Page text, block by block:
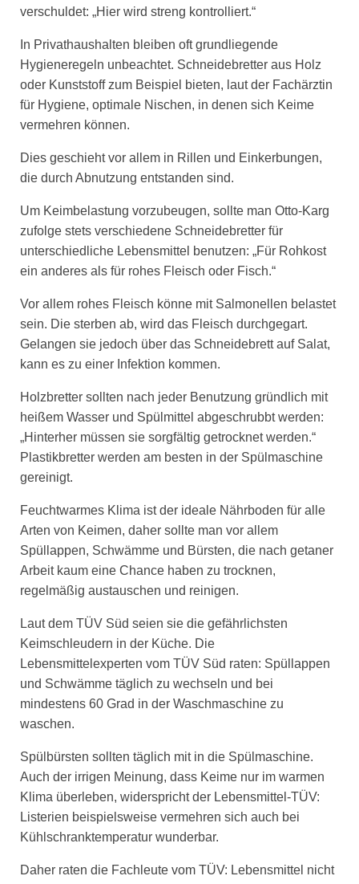
verschuldet: „Hier wird streng kontrolliert.“
In Privathaushalten bleiben oft grundliegende
Hygieneregeln unbeachtet. Schneidebretter aus Holz
oder Kunststoff zum Beispiel bieten, laut der Fachärztin
für Hygiene, optimale Nischen, in denen sich Keime
vermehren können.
Dies geschieht vor allem in Rillen und Einkerbungen,
die durch Abnutzung entstanden sind.
Um Keimbelastung vorzubeugen, sollte man Otto-Karg
zufolge stets verschiedene Schneidebretter für
unterschiedliche Lebensmittel benutzen: „Für Rohkost
ein anderes als für rohes Fleisch oder Fisch.“
Vor allem rohes Fleisch könne mit Salmonellen belastet
sein. Die sterben ab, wird das Fleisch durchgegart.
Gelangen sie jedoch über das Schneidebrett auf Salat,
kann es zu einer Infektion kommen.
Holzbretter sollten nach jeder Benutzung gründlich mit
heißem Wasser und Spülmittel abgeschrubbt werden:
„Hinterher müssen sie sorgfältig getrocknet werden.“
Plastikbretter werden am besten in der Spülmaschine
gereinigt.
Feuchtwarmes Klima ist der ideale Nährboden für alle
Arten von Keimen, daher sollte man vor allem
Spüllappen, Schwämme und Bürsten, die nach getaner
Arbeit kaum eine Chance haben zu trocknen,
regelmäßig austauschen und reinigen.
Laut dem TÜV Süd seien sie die gefährlichsten
Keimschleudern in der Küche. Die
Lebensmittelexperten vom TÜV Süd raten: Spüllappen
und Schwämme täglich zu wechseln und bei
mindestens 60 Grad in der Waschmaschine zu
waschen.
Spülbürsten sollten täglich mit in die Spülmaschine.
Auch der irrigen Meinung, dass Keime nur im warmen
Klima überleben, widerspricht der Lebensmittel-TÜV:
Listerien beispielsweise vermehren sich auch bei
Kühlschranktemperatur wunderbar.
Daher raten die Fachleute vom TÜV: Lebensmittel nicht